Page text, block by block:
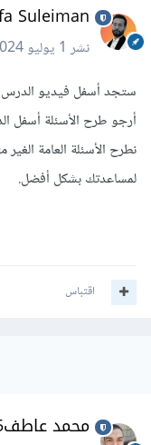
Suleiman
نشر1 يوليو 2024
ستجد أسفل فيديو الدرس
أرجو طرح الأسئلة أسفل
نطرح الأسئلة العامة
لمساعدتك بشكل أفضل.
اقتباس
محمد عاطف25